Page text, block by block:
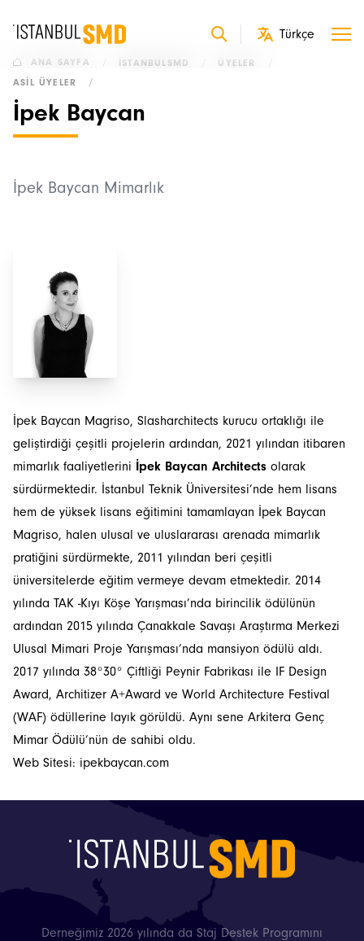
İstanbulSMD
Etkinlikler
Projeler
Bültenler
ANA SAYFA İSTANBULSMD / ÜYELER /
ASIL ÜYELER /
İpek Baycan
İpek Baycan Mimarlık
İpek Baycan Magriso, Slasharchitects kurucu ortaklığı ile
geliştirdiği çeşitli projelerin ardından, 2021 yılından itibaren
mimarlık faaliyetlerini İpek Baycan Architects olarak
sürdürmektedir. İstanbul Teknik Üniversitesi’nde hem lisans
hem de yüksek lisans eğitimini tamamlayan İpek Baycan
Magriso, halen ulusal ve uluslararası arenada mimarlık
pratiğini sürdürmekte, 2011 yılından beri çeşitli
üniversitelerde eğitim vermeye devam etmektedir. 2014
yılında TAK -Kıyı Köşe Yarışması’nda birincilik ödülünün
ardından 2015 yılında Çanakkale Savaşı Araştırma Merkezi
Ulusal Mimari Proje Yarışması’nda mansiyon ödülü aldı.
2017 yılında 38°30° Çiftliği Peynir Fabrikası ile IF Design
Award, Architizer A+Award ve World Architecture Festival
(WAF) ödüllerine layık görüldü. Aynı sene Arkitera Genç
Mimar Ödülü’nün de sahibi oldu.
Web Sitesi: ipekbaycan.com
Derneğimiz 2026 yılında da Staj Destek Programını